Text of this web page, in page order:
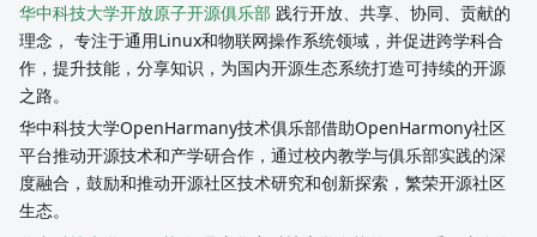
华中科技大学开放原子开源俱乐部 践行开放、共享、协同、贡献的
理念， 专注于通用Linux和物联网操作系统领域，并促进跨学科合
作，提升技能，分享知识，为国内开源生态系统打造可持续的开源
之路。
华中科技大学OpenHarmany技术俱乐部借助OpenHarmony社区
平台推动开源技术和产学研合作，通过校内教学与俱乐部实践的深
度融合，鼓励和推动开源社区技术研究和创新探索，繁荣开源社区
生态。